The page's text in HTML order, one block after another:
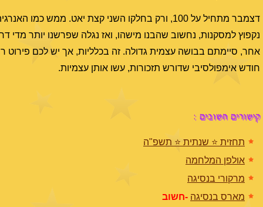
דצמבר מתחיל על 100, ורק בחלקו השני קצת יאט.
נקפוץ למסקנות, נחשוב שהבנו מישהו, ואז נגלה שפרשנו יותר
אחר, סיימתם בבושה עצמית גדולה. זה בכלליות, אך יש לכם פירוט
חודש אימפולסיבי שדורש תזכורות, עשו אותן עצמיות.
קישורים חשובים :
תחזית ⭐️ שנתית ⭐️ תשפ"ה
אולפן המלחמה
מרקורי בנסיגה
מארס בנסיגה -חשוב